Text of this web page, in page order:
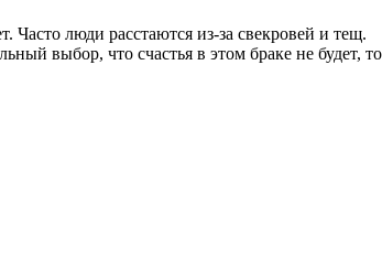
люди расстаются из-за свекровей и тещ.
выбор, что счастья в этом браке не будет,